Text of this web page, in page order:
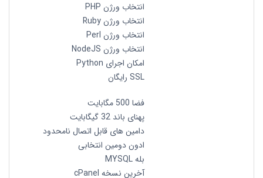
انتخاب ورژن PHP
انتخاب ورژن Ruby
انتخاب ورژن Perl
انتخاب ورژن NodeJS
امکان اجرای Python
SSL رایگان
فضا 500 مگابایت
پهنای باند 32 گیگابایت
دامین های قابل اتصال نامحدود
ادون دومین انتخابی
بله MYSQL
آخرین نسخه cPanel